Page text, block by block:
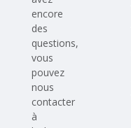
encore
des
questions,
vous
pouvez
nous
contacter
à